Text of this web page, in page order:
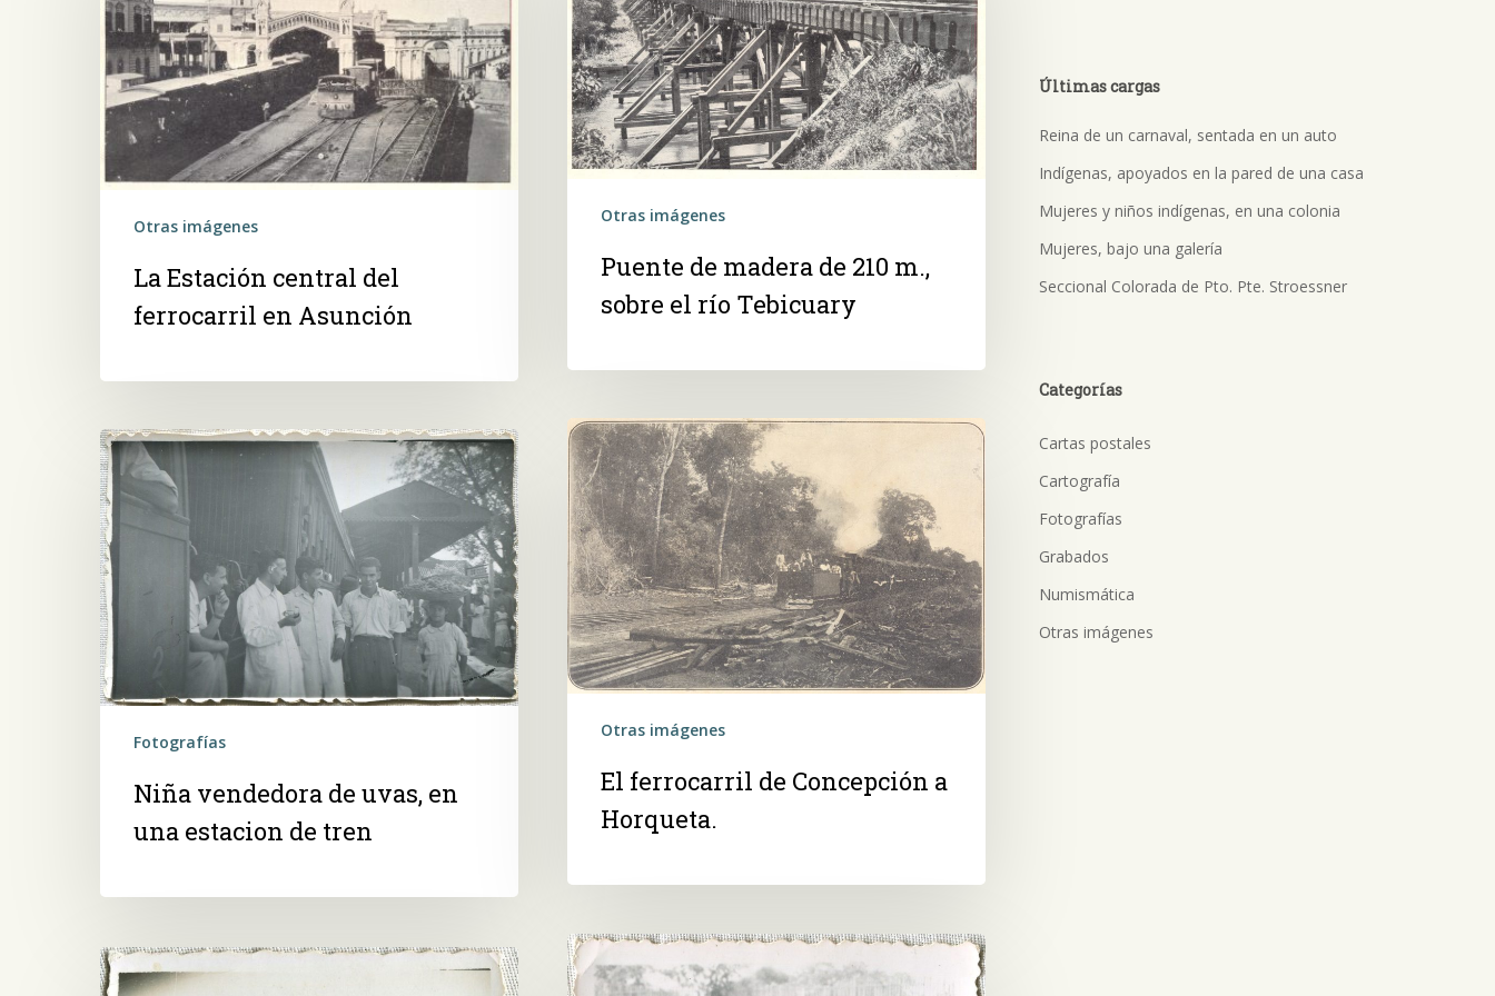
Presiona ENTER para buscar o ESC para salir -
del
ferrocarril
en
Asunción
Otras imágenes
La Estación central del
ferrocarril en Asunción
de
210
m.,
sobre
el
río
Otras imágenes
Puente de madera de 210 m.,
sobre el río Tebicuary
El
ferrocarril
de
Concepción
a
Horqueta.
Otras imágenes
El ferrocarril de Concepción a
Horqueta.
Niña
vendedora
de
uvas,
en
una
estacion
de
tren
Fotografías
Niña vendedora de uvas, en
una estacion de tren
Madre
e
En
la
Últimas cargas
Reina de un carnaval, sentada en un auto
Indígenas, apoyados en la pared de una casa
Mujeres y niños indígenas, en una colonia
Mujeres, bajo una galería
Seccional Colorada de Pto. Pte. Stroessner
Categorías
Cartas postales
Cartografía
Fotografías
Grabados
Numismática
Otras imágenes